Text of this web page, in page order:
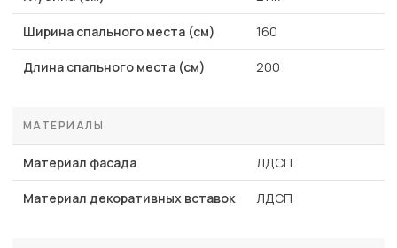
Ширина спального места (см) 160
Длина спального места (см) 200
МАТЕРИАЛЫ
Материал фасада ЛДСП
Материал декоративных вставок ЛДСП